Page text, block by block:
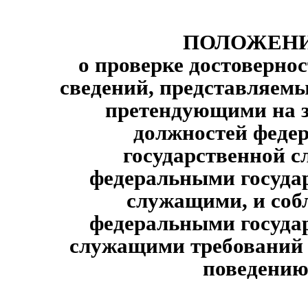
о проверке
сведений,
претендующими на
должностей
государственной
федеральными
служащими, и
федеральными
служащими
поведению